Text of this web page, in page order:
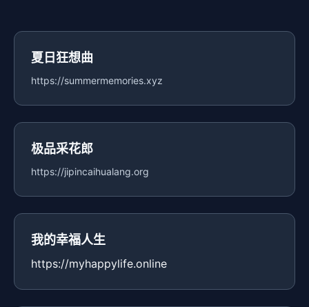
夏日狂想曲
https://summermemories.xyz
极品采花郎
https://jipincaihualang.org
我的幸福人生
https://myhappylife.online